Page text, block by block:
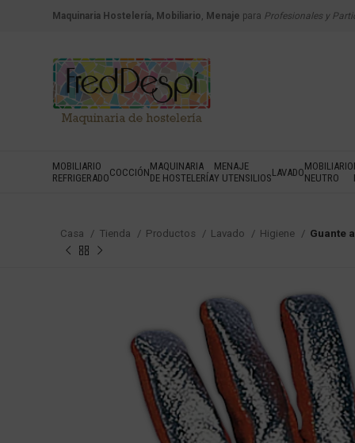
Maquinaria Hostelería, Mobiliario, Menaje para Profesionales y
MOBILIARIO
REFRIGERADOCOCCIÓNMAQUINARIA
DE HOSTELERÍA
MENAJE
Y UTENSILIOSLAVADOMOBILIARIO
NEUTRO
Casa Tienda Productos Lavado Higiene Guante